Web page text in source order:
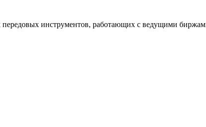
инструментов, работающих с ведущими